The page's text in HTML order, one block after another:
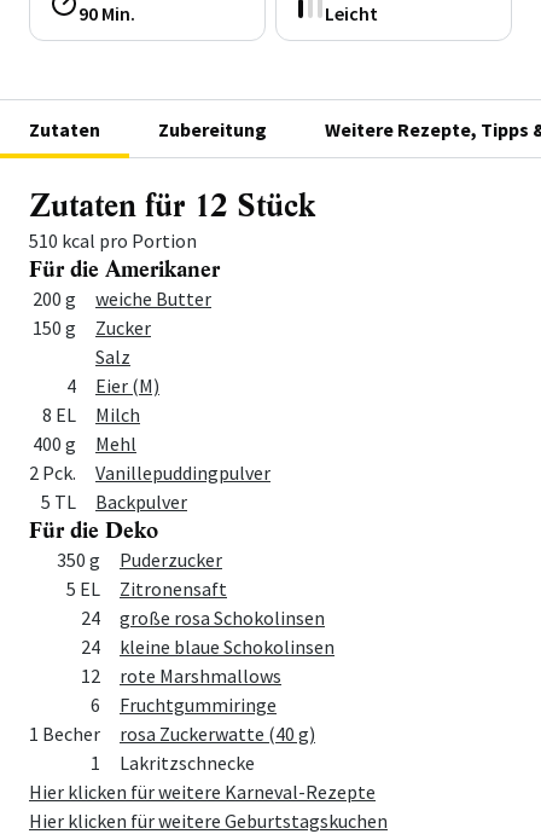
90 Min. Leicht
Zutaten Zubereitung Weitere Rezepte, Tipps
Zutaten für 12 Stück
510 kcal pro Portion
Für die Amerikaner
Menge Zutat
200 g
weiche Butter
150 g
Zucker
Salz
4
Eier (M)
8 EL
Milch
400 g
Mehl
2 Pck.
Vanillepuddingpulver
5 TL
Backpulver
Für die Deko
MengeZutat
350 g
Puderzucker
5 EL
Zitronensaft
24
große rosa Schokolinsen
24
kleine blaue Schokolinsen
12
rote Marshmallows
6
Fruchtgummiringe
1 Becher
rosa Zuckerwatte (40 g)
1
Lakritzschnecke
Hier klicken für weitere Karneval-Rezepte
Hier klicken für weitere Geburtstagskuchen